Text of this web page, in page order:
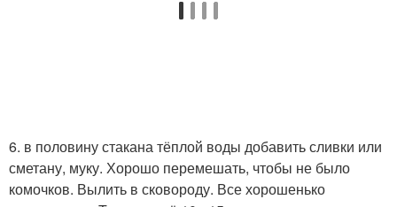
6. в половину стакана тёплой воды добавить сливки или
сметану, муку. Хорошо перемешать, чтобы не было
комочков. Вылить в сковороду. Все хорошенько